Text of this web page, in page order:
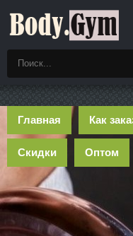
Главная Как
Скидки Оптом